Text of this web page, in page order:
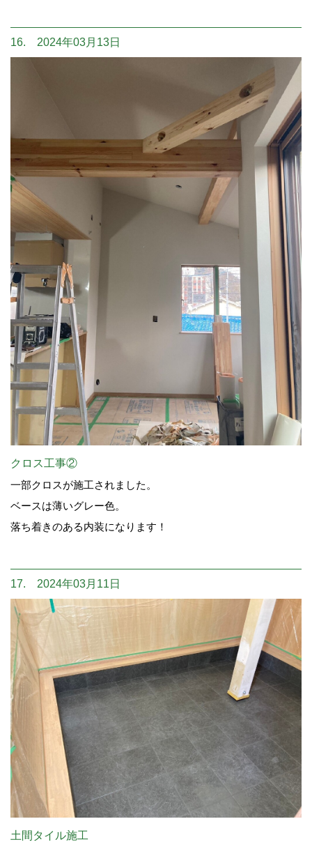
16. 2024年03月13日
クロス工事②
一部クロスが施工されました。
ベースは薄いグレー色。
落ち着きのある内装になります！
17. 2024年03月11日
土間タイル施工